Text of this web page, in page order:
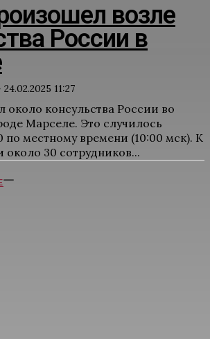
возле
России в
24.02.2025 11:27
около консульства России во
Марселе. Это случилось
по местному времени (10:00 мск). К
30 сотрудников...